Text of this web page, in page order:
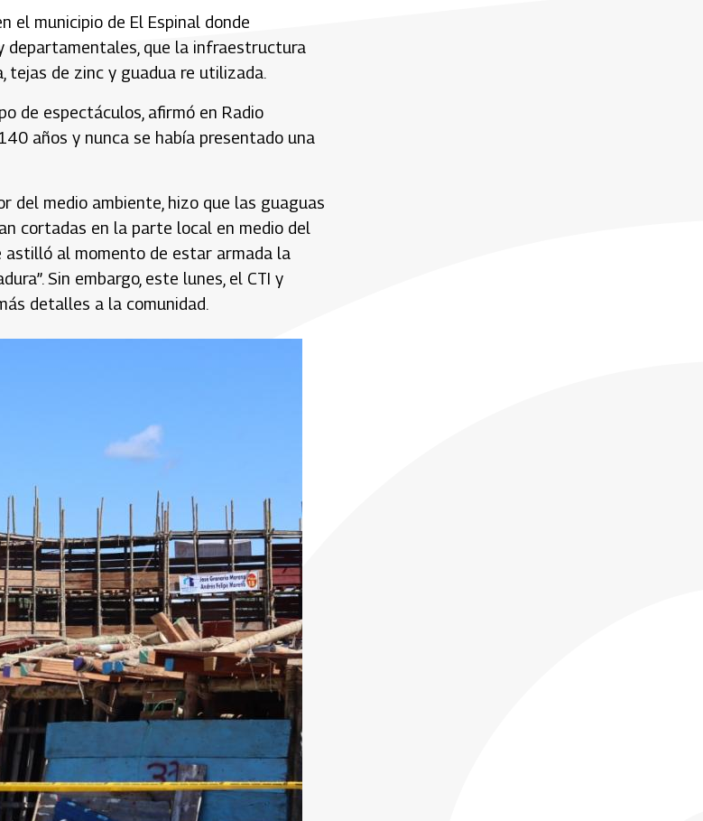
el municipio de El Espinal donde
departamentales, que la infraestructura
tejas de zinc y guadua re utilizada.
de espectáculos, afirmó en Radio
años y nunca se había presentado una
del medio ambiente, hizo que las guaguas
cortadas en la parte local en medio del
astilló al momento de estar armada la
Sin embargo, este lunes, el CTI y
detalles a la comunidad.